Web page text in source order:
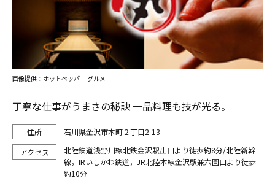
丁寧な仕事がうまさの秘訣 一品料理も技が光る。
石川県金沢市本町２丁目2-13
北陸鉄道浅野川線北鉄金沢駅出口より徒歩約8分/北陸新幹
線，IRいしかわ鉄道，JR北陸本線金沢駅兼六園口より徒歩
約10分
画像提供：ホットペッパー グルメ